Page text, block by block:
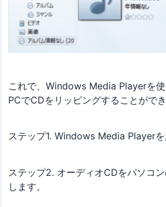
これで、Windows Media Playerを
PCでCDをリッピングすることができ
ステップ1. Windows Media Playerを
ステップ2. オーディオCDをパソコ
します。